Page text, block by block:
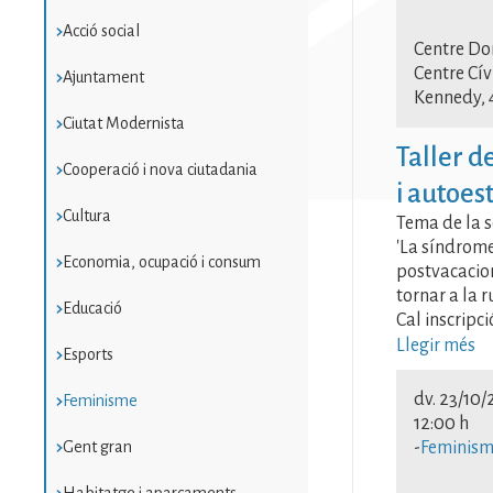
Acció social
Ajuntament
Ciutat Modernista
Cooperació i nova ciutadania
Cultura
Economia, ocupació i consum
Educació
Esports
Feminisme
Gent gran
Centre
Centre
Kennedy,
Taller
i
Tema de la
'La
tornar a la
Cal
Llegir més
dv. 23/10/
12:00 h
-